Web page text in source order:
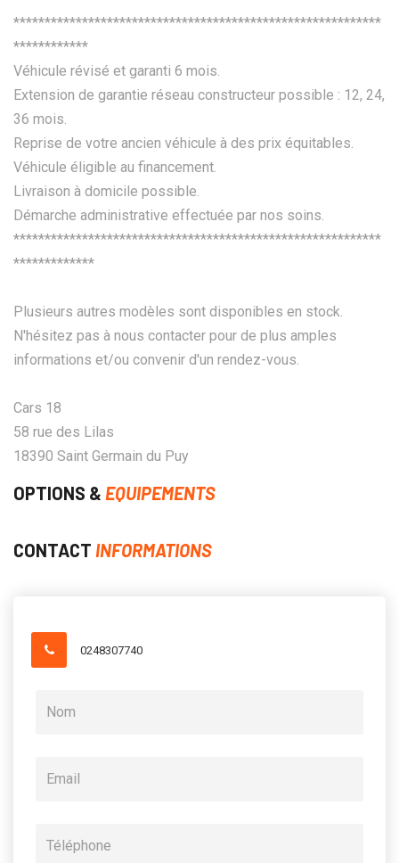
***********************************************************
************
Véhicule révisé et garanti 6 mois.
Extension de garantie réseau constructeur possible : 12, 24,
36 mois.
Reprise de votre ancien véhicule à des prix équitables.
Véhicule éligible au financement.
Livraison à domicile possible.
Démarche administrative effectuée par nos soins.
***********************************************************
*************
Plusieurs autres modèles sont disponibles en stock.
N'hésitez pas à nous contacter pour de plus amples
informations et/ou convenir d'un rendez-vous.
Cars 18
58 rue des Lilas
18390 Saint Germain du Puy
OPTIONS & EQUIPEMENTS
CONTACT INFORMATIONS
0248307740